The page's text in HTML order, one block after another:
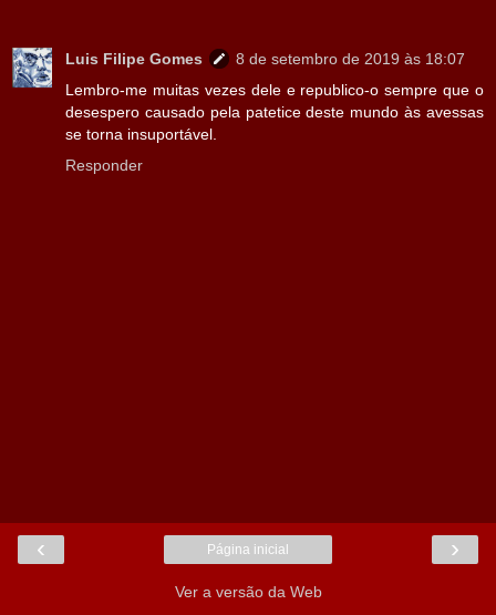
Luis Filipe Gomes
8 de setembro de 2019 às 18:07
Lembro-me muitas vezes dele e republico-o sempre que o
desespero causado pela patetice deste mundo às avessas
se torna insuportável.
Responder
‹ ›
Página inicial
Ver a versão da Web